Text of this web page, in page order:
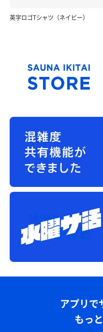
英字ロゴTシャツ（ネイビー）
アプリで
もっ